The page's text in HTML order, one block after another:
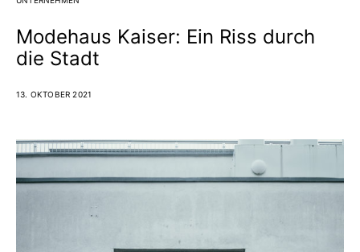
Modehaus Kaiser: Ein Riss durch
die Stadt
13. OKTOBER 2021